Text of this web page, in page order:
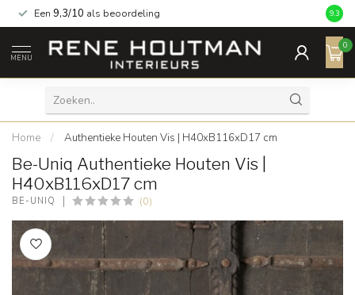
Een 9,3/10 als beoordeling 9.3
MENU
0
Home / Authentieke Houten Vis | H40xB116xD17 cm
Be-Uniq Authentieke Houten Vis |
H40xB116xD17 cm
BE-UNIQ (0)